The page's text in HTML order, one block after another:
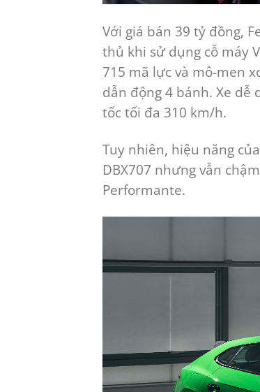
Với giá bán 39 tỷ đồng,
thủ khi sử dụng cỗ máy
715 mã lực và mô-men
dẫn động 4 bánh. Xe
tốc tối đa 310 km/h.
Tuy nhiên, hiệu năng
DBX707 nhưng vẫn
Performante.